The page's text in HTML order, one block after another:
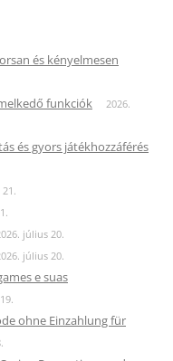
és kényelmesen
funkciók
2026.
és gyors játékhozzáférés
július 20.
július 20.
e suas
ohne Einzahlung für